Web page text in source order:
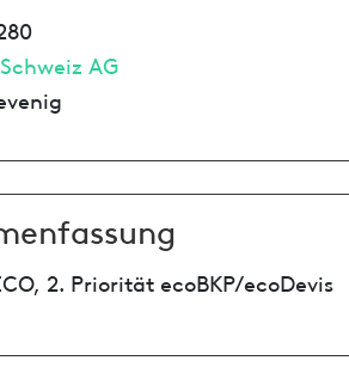
AG
2. Priorität ecoBKP/ecoDevis